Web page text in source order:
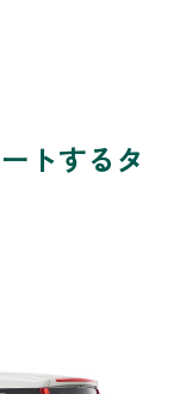
トするタ